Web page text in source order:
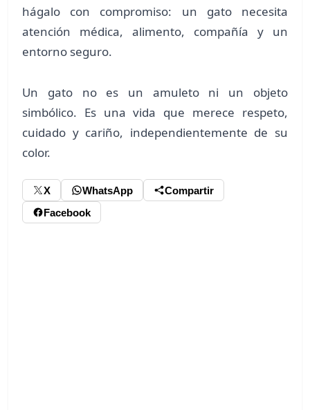
hágalo con compromiso: un gato necesita
atención médica, alimento, compañía y un
entorno seguro.
Un gato no es un amuleto ni un objeto
simbólico. Es una vida que merece respeto,
cuidado y cariño, independientemente de su
color.
X WhatsApp
Compartir
Facebook